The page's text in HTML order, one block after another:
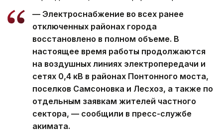
— Электроснабжение во всех ранее
отключенных районах города
восстановлено в полном объеме. В
настоящее время работы продолжаются
на воздушных линиях электропередачи и
сетях 0,4 кВ в районах Понтонного моста,
поселков Самсоновка и Лесхоз, а также по
отдельным заявкам жителей частного
сектора, — сообщили в пресс-службе
акимата.